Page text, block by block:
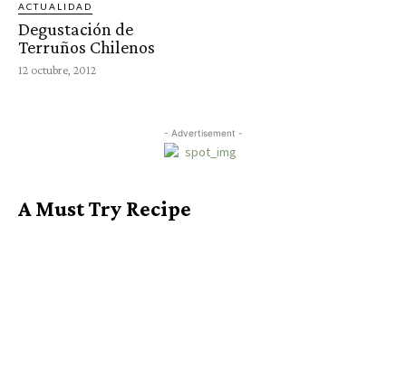
ACTUALIDAD
Degustación de
Terruños Chilenos
12 octubre, 2012
- Advertisement -
A Must Try Recipe